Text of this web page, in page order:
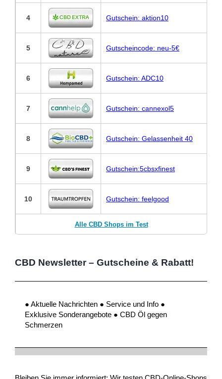
4 Gutschein: aktion10
5 Gutscheincode: neu-5€
6 Gutschein: ADC10
7 Gutschein: cannexol5
8 Gutschein: Gelassenheit 40
9 Gutschein:5cbsxfinest
10 Gutschein: feelgood
Alle CBD Shops im Test
CBD Newsletter – Gutscheine & Rabatt!
● Aktuelle Nachrichten ● Service und Info ●
Exklusive Sonderangebote ● CBD Öl gegen
Schmerzen